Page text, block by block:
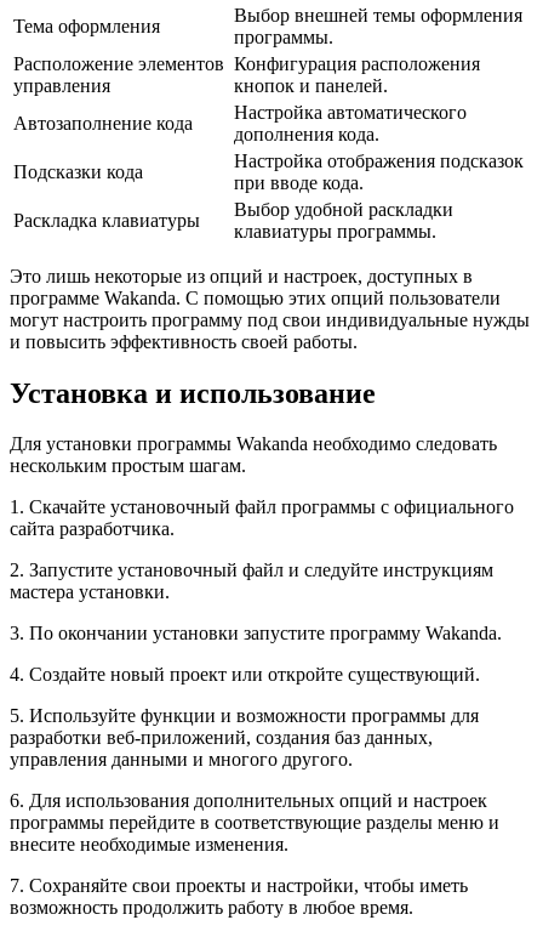
Тема оформления
Выбор внешней темы оформления
программы.
Расположение элементов
управления
Конфигурация расположения
кнопок и панелей.
Автозаполнение кода
Настройка автоматического
дополнения кода.
Подсказки кода
Настройка отображения подсказок
при вводе кода.
Раскладка клавиатуры
Выбор удобной раскладки
клавиатуры программы.
Это лишь некоторые из опций и настроек, доступных в
программе Wakanda. С помощью этих опций пользователи
могут настроить программу под свои индивидуальные нужды
и повысить эффективность своей работы.
Установка и использование
Для установки программы Wakanda необходимо следовать
нескольким простым шагам.
1. Скачайте установочный файл программы с официального
сайта разработчика.
2. Запустите установочный файл и следуйте инструкциям
мастера установки.
3. По окончании установки запустите программу Wakanda.
4. Создайте новый проект или откройте существующий.
5. Используйте функции и возможности программы для
разработки веб-приложений, создания баз данных,
управления данными и многого другого.
6. Для использования дополнительных опций и настроек
программы перейдите в соответствующие разделы меню и
внесите необходимые изменения.
7. Сохраняйте свои проекты и настройки, чтобы иметь
возможность продолжить работу в любое время.